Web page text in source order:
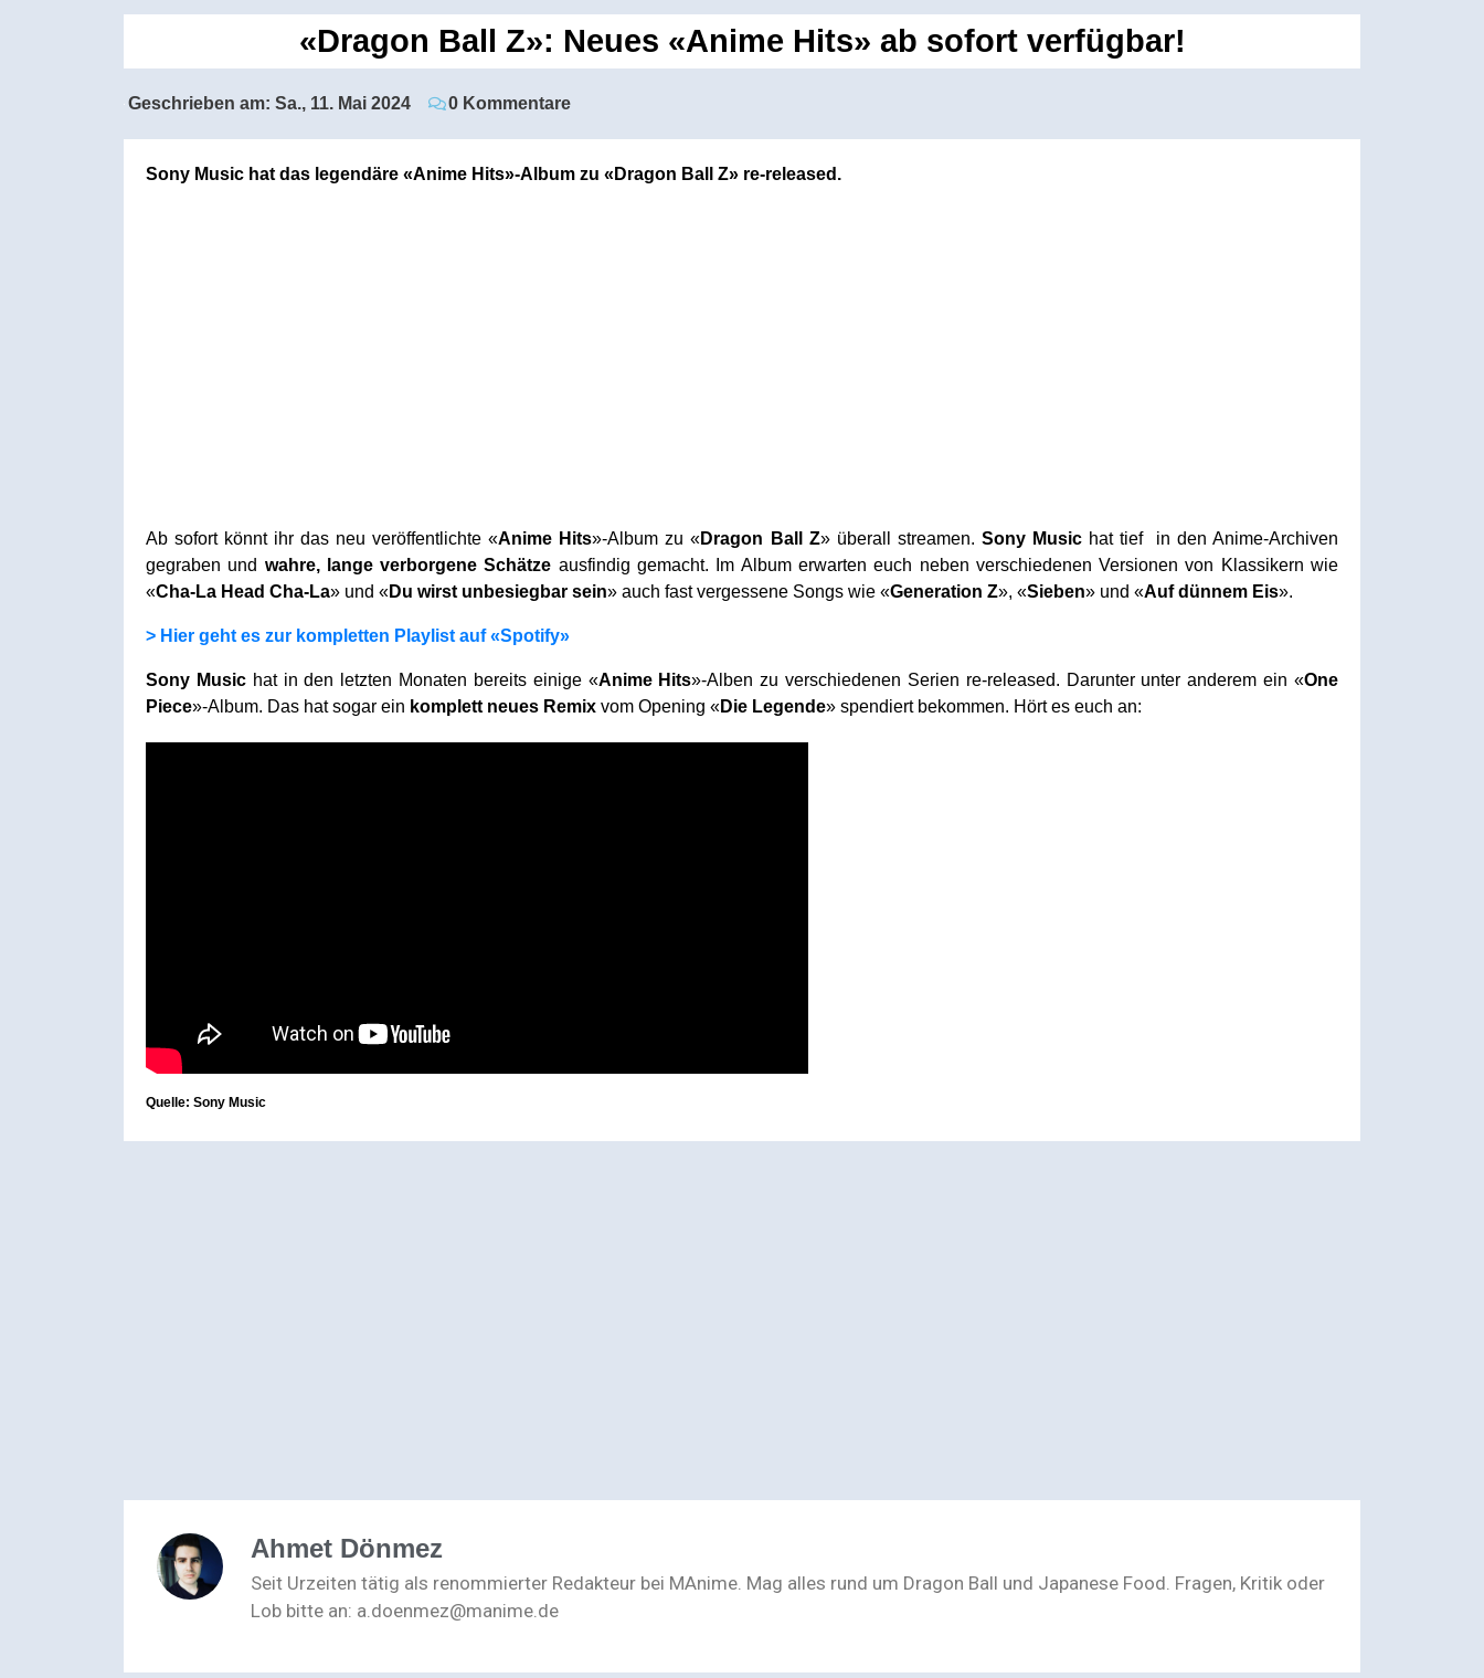
«Dragon Ball Z»: Neues «Anime Hits» ab sofort verfügbar!
Geschrieben am: Sa., 11. Mai 2024 0 Kommentare
Sony Music hat das legendäre «Anime Hits»-Album zu «Dragon Ball Z» re-released.
Ab sofort könnt ihr das neu veröffentlichte «Anime Hits»-Album zu «Dragon Ball Z» überall streamen. Sony Musichat tief in den Anime-Archiven
gegraben und wahre, lange verborgene Schätze ausfindig gemacht. Im Album erwarten euch neben verschiedenen Versionen von Klassikern wie
«Cha-La Head Cha-La» und «Du wirst unbesiegbar sein» auch fast vergessene Songs wie «Generation Z», «Sieben» und «Auf dünnem Eis».
> Hier geht es zur kompletten Playlist auf «Spotify»
Sony Musichat in den letzten Monaten bereits einige «Anime Hits»-Alben zu verschiedenen Serien re-released. Darunter unter anderem ein «One
Piece»-Album. Das hat sogar ein komplett neues Remix vom Opening «Die Legende» spendiert bekommen. Hört es euch an:
Quelle: Sony Music
Ahmet Dönmez
Seit Urzeiten tätig als renommierter Redakteur bei MAnime. Mag alles rund um Dragon Ball und Japanese Food. Fragen, Kritik oder
Lob bitte an: a.doenmez@manime.de